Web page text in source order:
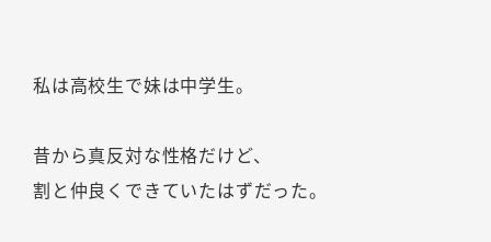
私は高校生で妹は中学生。
昔から真反対な性格だけど、
割と仲良くできていたはずだった。